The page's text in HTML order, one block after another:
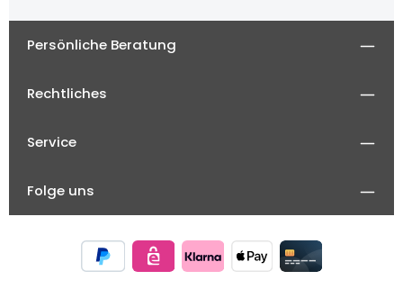
Persönliche Beratung
Rechtliches
Service
Folge uns